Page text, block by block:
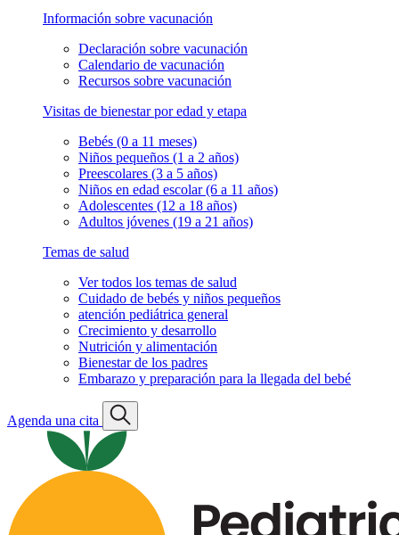
Información sobre vacunación
Declaración sobre vacunación
Calendario de vacunación
Recursos sobre vacunación
Visitas de bienestar por edad y etapa
Bebés (0 a 11 meses)
Niños pequeños (1 a 2 años)
Preescolares (3 a 5 años)
Niños en edad escolar (6 a 11 años)
Adolescentes (12 a 18 años)
Adultos jóvenes (19 a 21 años)
Temas de salud
Ver todos los temas de salud
Cuidado de bebés y niños pequeños
atención pediátrica general
Crecimiento y desarrollo
Nutrición y alimentación
Bienestar de los padres
Embarazo y preparación para la llegada del bebé
Agenda una cita